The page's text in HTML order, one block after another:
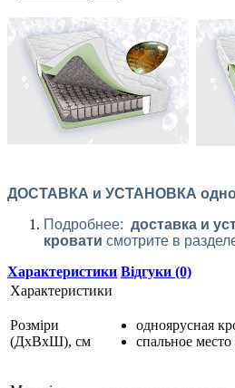
ДОСТАВКА и УСТАНОВКА
Подробнее: доставка и
кровати смотрите в
Характеристики Відгуки (0)
Характеристики
Розміри
(ДхВхШ), см
одноярусная
спальное